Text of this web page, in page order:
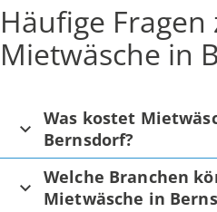
Häufige Fragen
Mietwäsche in
Was kostet
Bernsdorf?
Welche Branchen
Mietwäsche in